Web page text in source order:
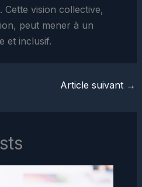
vision collective,
peut mener à un
et inclusif.
Article suivant →